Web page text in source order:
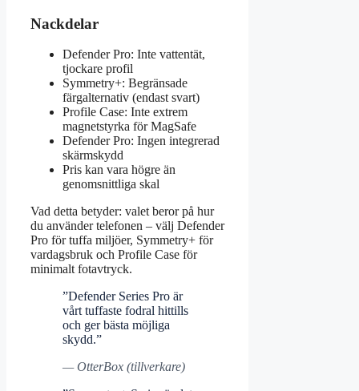
Nackdelar
Defender Pro: Inte vattentät,
tjockare profil
Symmetry+: Begränsade
färgalternativ (endast svart)
Profile Case: Inte extrem
magnetstyrka för MagSafe
Defender Pro: Ingen integrerad
skärmskydd
Pris kan vara högre än
genomsnittliga skal
Vad detta betyder: valet beror på hur
du använder telefonen – välj Defender
Pro för tuffa miljöer, Symmetry+ för
vardagsbruk och Profile Case för
minimalt fotavtryck.
”Defender Series Pro är
vårt tuffaste fodral hittills
och ger bästa möjliga
skydd.”
— OtterBox (tillverkare)